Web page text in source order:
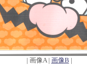
| 画像A | 画像B |